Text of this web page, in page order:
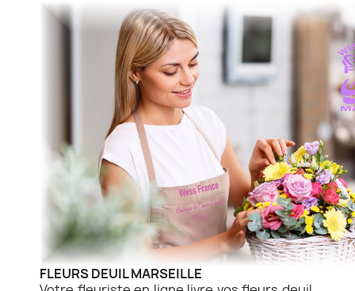
FLEURS DEUIL MARSEILLE